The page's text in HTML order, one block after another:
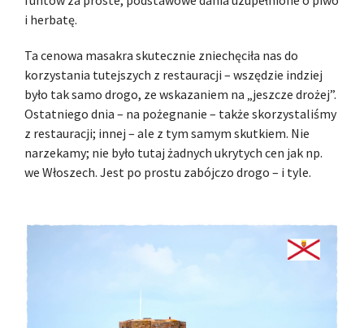
i herbatę.
Ta cenowa masakra skutecznie zniechęciła nas do
korzystania tutejszych z restauracji – wszędzie indziej
było tak samo drogo, ze wskazaniem na „jeszcze drożej”.
Ostatniego dnia – na pożegnanie – także skorzystaliśmy
z restauracji; innej – ale z tym samym skutkiem. Nie
narzekamy; nie było tutaj żadnych ukrytych cen jak np.
we Włoszech. Jest po prostu zabójczo drogo – i tyle.